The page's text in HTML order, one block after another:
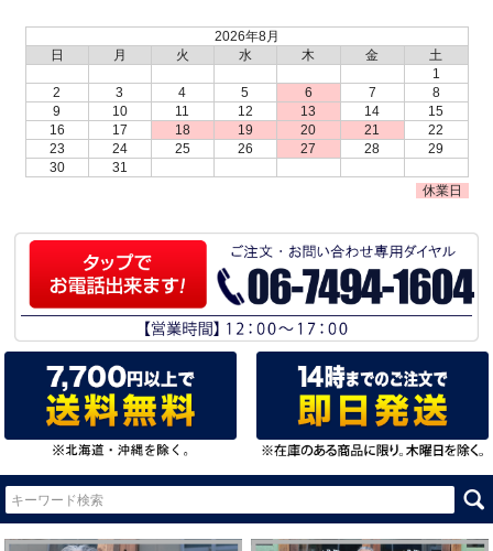
2026年8月
日
月 火 水 木 金
土
1
2
3 4 5 6 7
8
9
10 11 12 13 14
15
16
17 18 19 20 21
22
23
24 25 26 27 28
29
30
31
休業日